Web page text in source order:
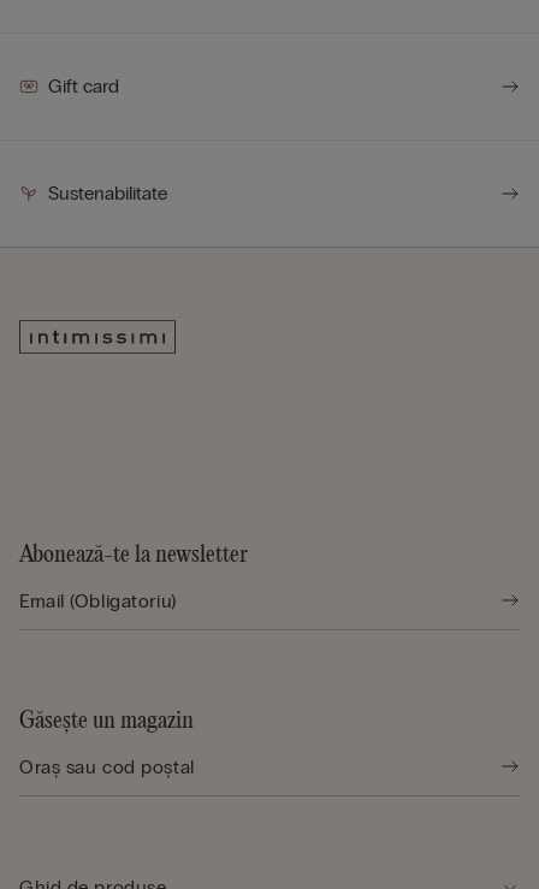
Gift card
Sustenabilitate
Abonează-te la newsletter
Găsește un magazin